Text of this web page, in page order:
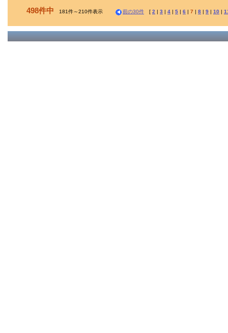
498件中 181件～210件表示 前の30件 [ 2 | 3 | 4 | 5 | 6 | 7 | 8 | 9 | 10 |